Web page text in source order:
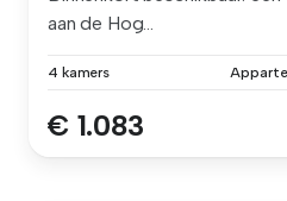
aan de Hog...
4 kamers
€ 1.083